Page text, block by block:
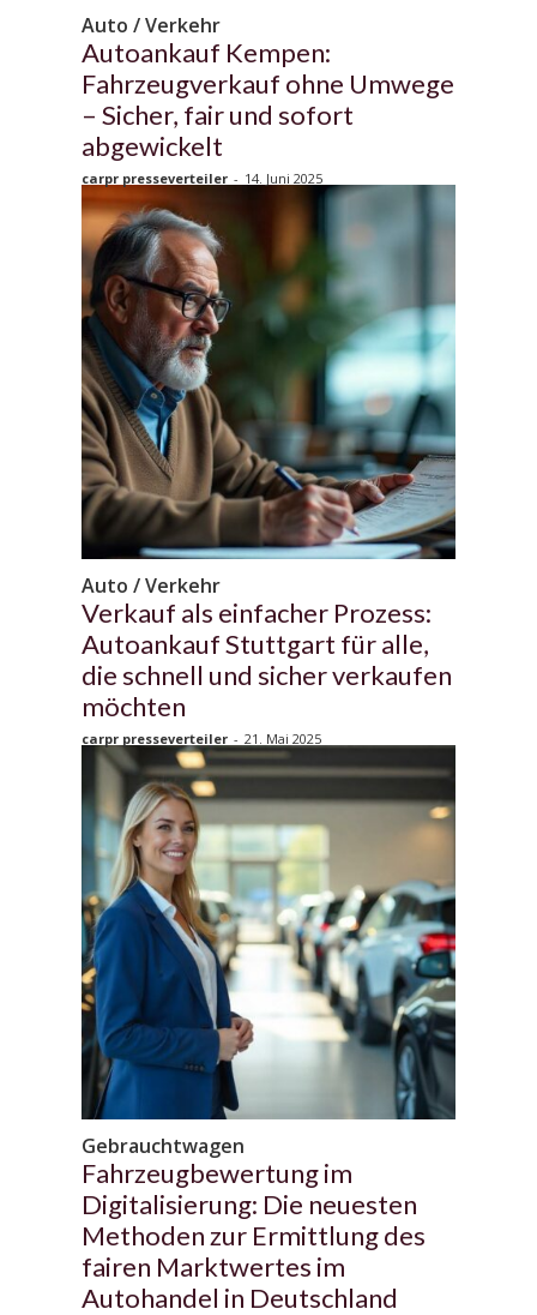
Auto / Verkehr
Autoankauf Kempen:
Fahrzeugverkauf ohne Umwege
– Sicher, fair und sofort
abgewickelt
carpr presseverteiler - 14. Juni 2025
Auto / Verkehr
Verkauf als einfacher Prozess:
Autoankauf Stuttgart für alle,
die schnell und sicher verkaufen
möchten
carpr presseverteiler - 21. Mai 2025
Gebrauchtwagen
Fahrzeugbewertung im
Digitalisierung: Die neuesten
Methoden zur Ermittlung des
fairen Marktwertes im
Autohandel in Deutschland